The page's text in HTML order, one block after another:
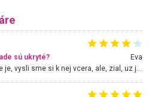
sú ukryté?
Eva